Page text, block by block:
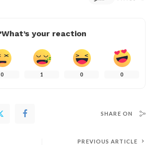
What’s your reaction?
0
0
1
0
SHARE ON
PREVIOUS ARTICLE